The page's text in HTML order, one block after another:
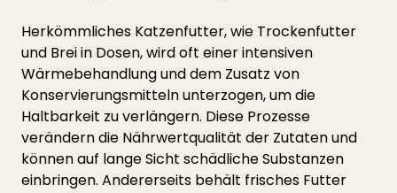
Herkömmliches Katzenfutter, wie Trockenfutter
und Brei in Dosen, wird oft einer intensiven
Wärmebehandlung und dem Zusatz von
Konservierungsmitteln unterzogen, um die
Haltbarkeit zu verlängern. Diese Prozesse
verändern die Nährwertqualität der Zutaten und
können auf lange Sicht schädliche Substanzen
einbringen. Andererseits behält frisches Futter